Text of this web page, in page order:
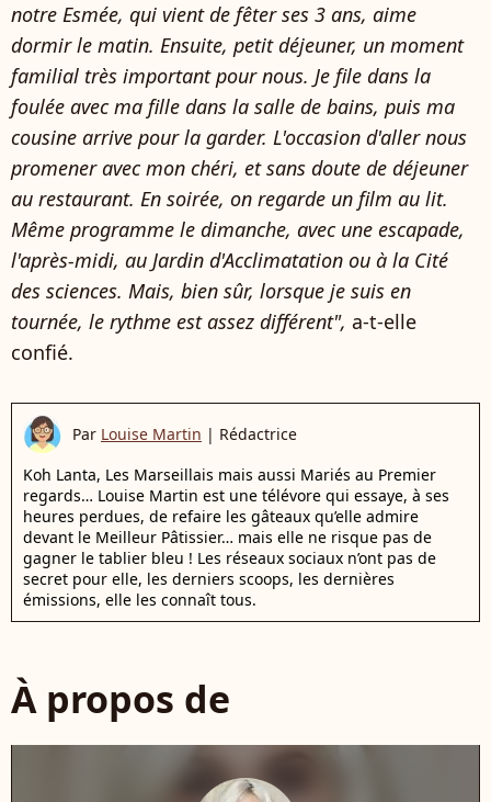
notre Esmée, qui vient de fêter ses 3 ans, aime
dormir le matin. Ensuite, petit déjeuner, un moment
familial très important pour nous. Je file dans la
foulée avec ma fille dans la salle de bains, puis ma
cousine arrive pour la garder. L'occasion d'aller nous
promener avec mon chéri, et sans doute de déjeuner
au restaurant. En soirée, on regarde un film au lit.
Même programme le dimanche, avec une escapade,
l'après-midi, au Jardin d'Acclimatation ou à la Cité
des sciences. Mais, bien sûr, lorsque je suis en
tournée, le rythme est assez différent", a-t-elle
confié.
Par Louise Martin | Rédactrice
Koh Lanta, Les Marseillais mais aussi Mariés au Premier
regards… Louise Martin est une télévore qui essaye, à ses
heures perdues, de refaire les gâteaux qu’elle admire
devant le Meilleur Pâtissier… mais elle ne risque pas de
gagner le tablier bleu ! Les réseaux sociaux n’ont pas de
secret pour elle, les derniers scoops, les dernières
émissions, elle les connaît tous.
À propos de